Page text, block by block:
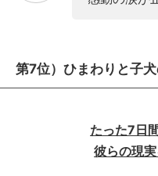
第7位）ひまわりと子
たった7日
彼らの現